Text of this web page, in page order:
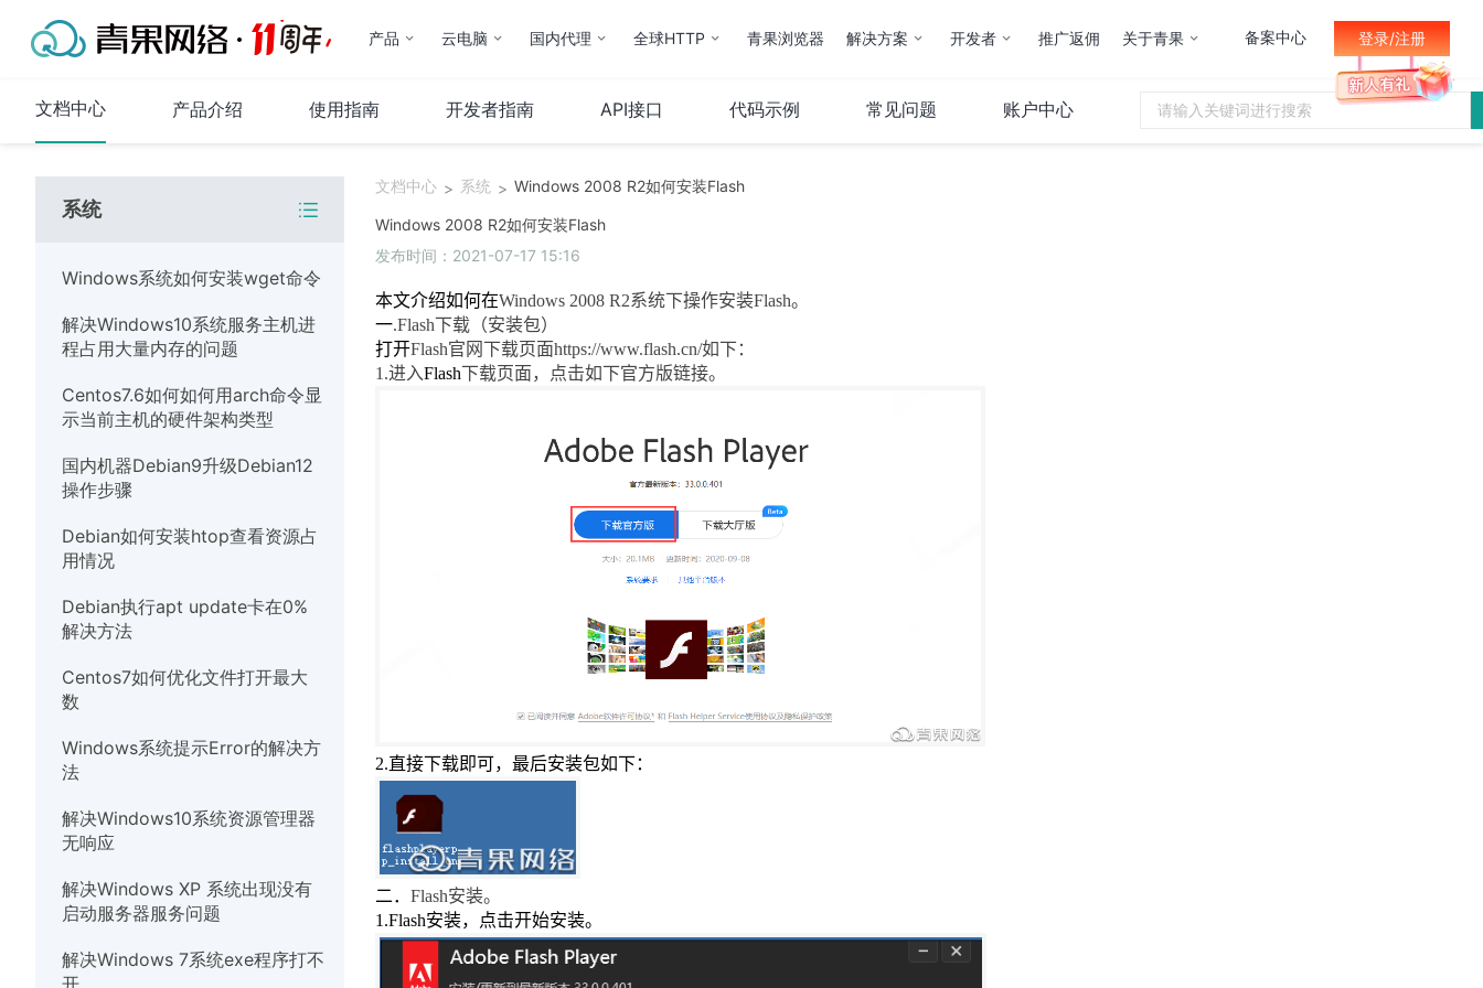
产品 云电脑 国内代理 全球HTTP 青果浏览器 解决方案 开发者 推广返佣 关于青果 备案中心 登录/注册
文档中心 产品介绍 使用指南 开发者指南 API接口 代码示例 常见问题 账户中心
系统 代理IP
产品介绍
使用指南
常见问题
代码示例
云IP
QStack云管系统
堡垒机
可信认证
创宇信用
云授权
Windows系统如何安装wget命令
解决Windows10系统服务主机进
程占用大量内存的问题
Centos7.6如何如何用arch命令显
示当前主机的硬件架构类型
国内机器Debian9升级Debian12
操作步骤
Debian如何安装htop查看资源占
用情况
Debian执行apt update卡在0%
解决方法
Centos7如何优化文件打开最大
数
Windows系统提示Error的解决方
法
解决Windows10系统资源管理器
无响应
解决Windows XP 系统出现没有
启动服务器服务问题
解决Windows 7系统exe程序打不
开
文档中心 > 系统 > Windows 2008 R2如何安装Flash
Windows 2008 R2如何安装Flash
发布时间：2021-07-17 15:16
本文介绍如何在Windows 2008 R2系统下操作安装Flash。
一.Flash下载（安装包）
打开Flash官网下载页面https://www.flash.cn/如下：
1.进入Flash下载页面，点击如下官方版链接。
2.直接下载即可，最后安装包如下：
二． Flash安装。
1.Flash安装，点击开始安装。